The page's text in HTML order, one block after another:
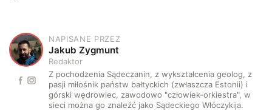
J
NAPISANE PRZEZ
Jakub Zygmunt
Redaktor
Z pochodzenia Sądeczanin, z wykształcenia geolog, z
pasji miłośnik państw bałtyckich (zwłaszcza Estonii) i
górski wędrowiec, zawodowo "człowiek-orkiestra", w
sieci można go znaleźć jako Sądeckiego Włóczykija.